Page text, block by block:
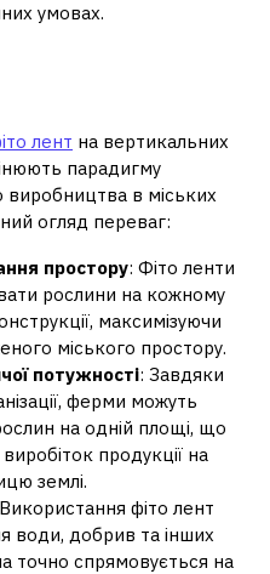
умовах.
лент на вертикальних
парадигму
виробництва в міських
огляд переваг:
простору: Фіто ленти
рослини на кожному
максимізуючи
міського простору.
потужності: Завдяки
ферми можуть
на одній площі, що
продукції на
землі.
фіто лент
води, добрив та інших
точно спрямовується на